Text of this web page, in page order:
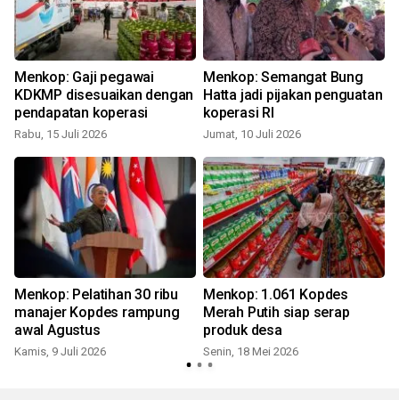
Menkop: Gaji pegawai
KDKMP disesuaikan dengan
pendapatan koperasi
Rabu, 15 Juli 2026
Menkop: Semangat Bung
Hatta jadi pijakan penguatan
koperasi RI
Jumat, 10 Juli 2026
Menkop: Pelatihan 30 ribu
manajer Kopdes rampung
awal Agustus
Kamis, 9 Juli 2026
Menkop: 1.061 Kopdes
Merah Putih siap serap
produk desa
Senin, 18 Mei 2026